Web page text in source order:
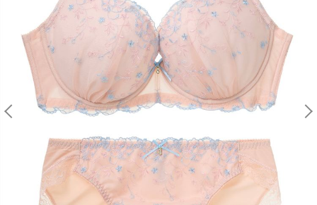
ルームウェア ライフスタイル
メンズ キッズ
マタニティ ギフトラッピング
サイズからブラを探す
A60 A65 A70